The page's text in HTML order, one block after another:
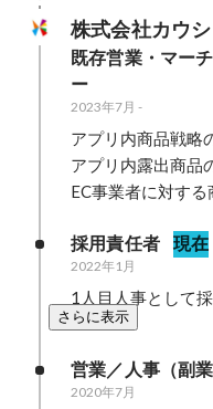
株式会社カウ
既存営業・マー
ー
2023年7月 -
アプリ内商品戦略
アプリ内露出商品
EC事業者に対する
採用責任者 現在
2022年1月
1人目人事として
さらに表示
営業／人事（副業
2020年7月